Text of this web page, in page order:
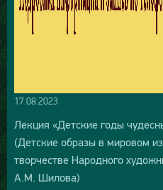
17.08.2023
Лекция «Детские годы
(Детские образы в мировом
творчестве Народного
А.М. Шилова)